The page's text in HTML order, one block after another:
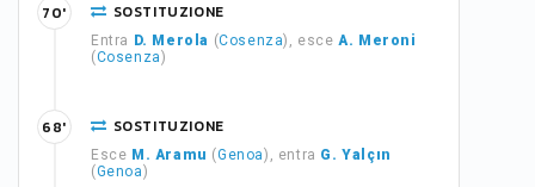
SOSTITUZIONE
Entra D. Merola (Cosenza), esceA. Meroni
(Cosenza)
70'
SOSTITUZIONE
Esce M. Aramu (Genoa), entra G. Yalçın
(Genoa)
68'